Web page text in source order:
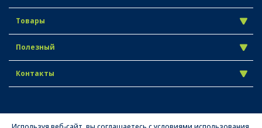
Товары
Полезный
Контакты